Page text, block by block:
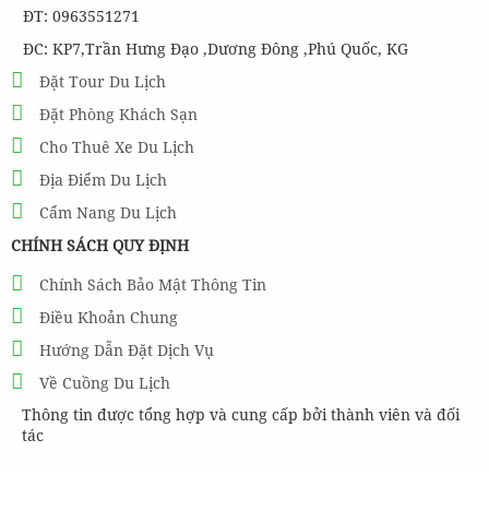
ĐT: 0963551271
ĐC: KP7,Trần Hưng Đạo ,Dương Đông ,Phú Quốc, KG
Đặt Tour Du Lịch
Đặt Phòng Khách Sạn
Cho Thuê Xe Du Lịch
Địa Điểm Du Lịch
Cẩm Nang Du Lịch
CHÍNH SÁCH QUY ĐỊNH
Chính Sách Bảo Mật Thông Tin
Điều Khoản Chung
Hướng Dẫn Đặt Dịch Vụ
Về Cuồng Du Lịch
Thông tin được tổng hợp và cung cấp bởi thành viên và đối
tác